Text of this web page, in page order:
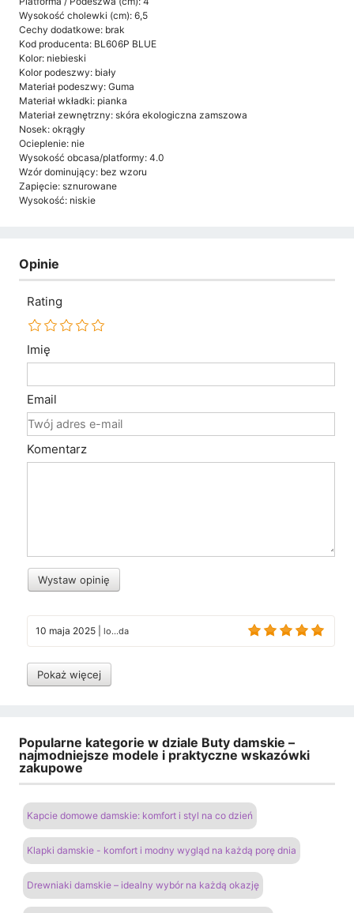
Wysokość cholewki (cm): 6,5
Cechy dodatkowe: brak
Kod producenta: BL606P BLUE
Kolor: niebieski
Kolor podeszwy: biały
Materiał podeszwy: Guma
Materiał wkładki: pianka
Materiał zewnętrzny: skóra ekologiczna zamszowa
Nosek: okrągły
Ocieplenie: nie
Wysokość obcasa/platformy: 4.0
Wzór dominujący: bez wzoru
Zapięcie: sznurowane
Wysokość: niskie
Opinie
Rating
Imię
Email
Komentarz
Wystaw opinię
10 maja 2025 lo...da
Pokaż więcej
Popularne kategorie w dziale Buty damskie –
najmodniejsze modele i praktyczne wskazówki
zakupowe
Kapcie domowe damskie: komfort i styl na co dzień
Klapki damskie - komfort i modny wygląd na każdą porę dnia
Drewniaki damskie – idealny wybór na każdą okazję